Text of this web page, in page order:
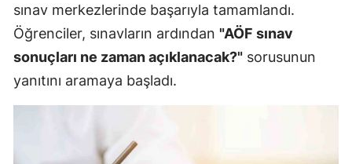
sınav merkezlerinde başarıyla tamamlandı.
Öğrenciler, sınavların ardından "AÖF sınav
sonuçları ne zaman açıklanacak?" sorusunun
yanıtını aramaya başladı.